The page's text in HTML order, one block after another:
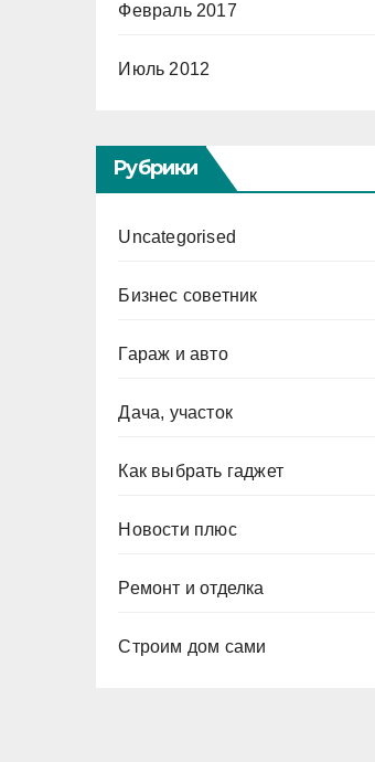
Февраль 2017
Июль 2012
Рубрики
Uncategorised
Бизнес советник
Гараж и авто
Дача, участок
Как выбрать гаджет
Новости плюс
Ремонт и отделка
Строим дом сами